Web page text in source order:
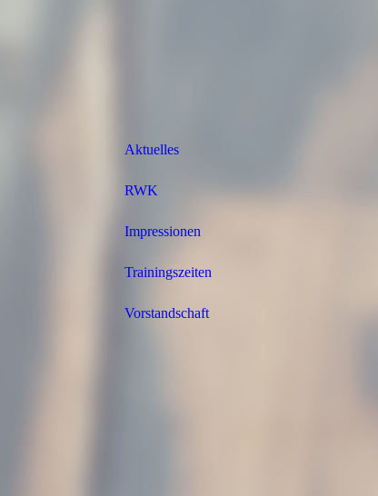
Aktuelles
RWK
Impressionen
Trainingszeiten
Vorstandschaft